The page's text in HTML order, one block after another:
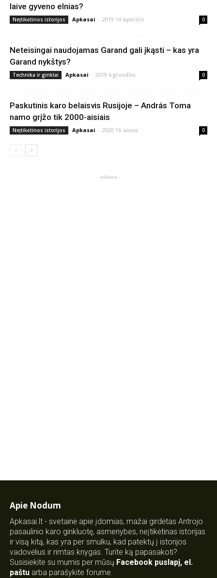
laive gyveno elnias?
Neįtikėtinos istorijos Apkasai - 2019 14 lapkričio 0
Neteisingai naudojamas Garand gali įkąsti – kas yra
Garand nykštys?
Technika ir ginklai Apkasai - 2019 6 gruodžio 0
Paskutinis karo belaisvis Rusijoje – András Toma
namo grįžo tik 2000-aisiais
Neįtikėtinos istorijos Apkasai - 2020 16 sausio 0
- reklama -
Apie Nodum
Apkasai.lt - svetainė apie įdomias, mažai girdėtas Antrojo
pasaulinio karo ginkluotę, asmenybes, neįtikėtinas istorijas
ir visą kitą, kas yra per smulku, kad patektų į istorijos
vadovėlius ir rimtas knygas. Turite ką papasakoti?
Susisiekite su mumis per mūsų Facebook puslapį, el.
paštu arba parašykite forume.